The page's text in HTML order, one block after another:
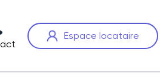
Espace locataire